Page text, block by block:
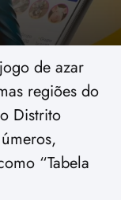
de azar
regiões do
Distrito
“Tabela